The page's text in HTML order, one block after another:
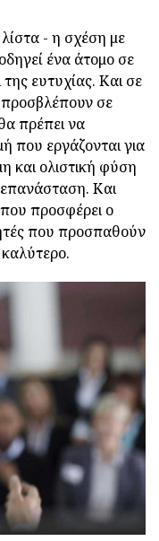
- η σχέση με
ένα άτομο σε
ευτυχίας. Και σε
προσβλέπουν σε
πρέπει να
που εργάζονται για
και ολιστική φύση
επανάσταση. Και
που προσφέρει ο
που προσπαθούν